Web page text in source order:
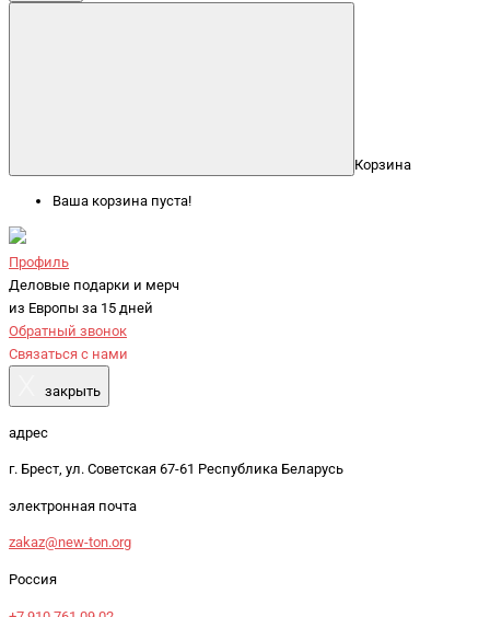
Корзина
Ваша корзина пуста!
Профиль
Деловые подарки и мерч
из Европы за 15 дней
Обратный звонок
Связаться с нами
закрыть
адрес
г. Брест, ул. Советская 67-61 Республика Беларусь
электронная почта
zakaz@new-ton.org
Россия